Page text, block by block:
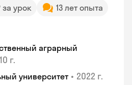
за урок
13 лет опыта
аграрный
г.
университет • 2022 г.